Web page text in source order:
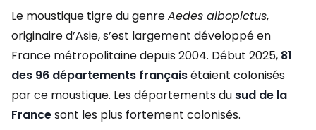
Le moustique tigre du genreAedes albopictus,
originaire d’Asie, s’est largement développé en
France métropolitaine depuis 2004. Début 2025, 81
des 96 départements françaisétaient colonisés
par ce moustique. Les départements du sud de la
Francesont les plus fortement colonisés.